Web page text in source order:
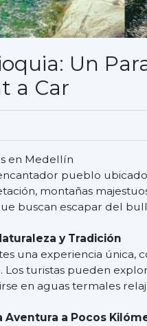
Un
a Car
en Medellín
pueblo
montañas
buscan escapar del
y Tradición
una experiencia
turistas pueden
en aguas termales
Aventura a Pocos